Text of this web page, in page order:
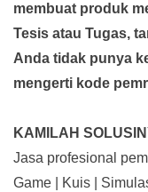
membuat produk
Tesis atau Tugas,
Anda tidak punya
mengerti kode
KAMILAH
Jasa profesional
Game | Kuis |